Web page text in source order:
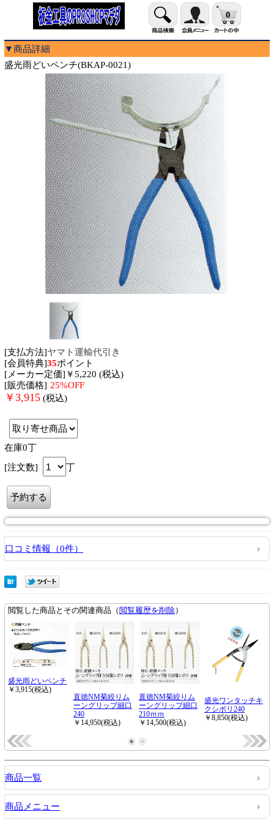
0
▼商品詳細
盛光雨どいペンチ(BKAP-0021)
[支払方法]ヤマト運輸代引き
[会員特典]35ポイント
[メーカー定価]￥5,220 (税込)
[販売価格] 25%OFF
￥ 3,915 (税込)
在庫0丁
[注文数]
丁
口コミ情報（0件）
商品一覧
商品メニュー